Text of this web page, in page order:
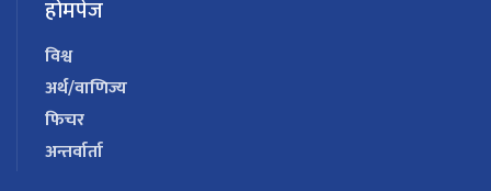
होमपेज
विश्व
अर्थ/वाणिज्य
फिचर
अन्तर्वार्ता